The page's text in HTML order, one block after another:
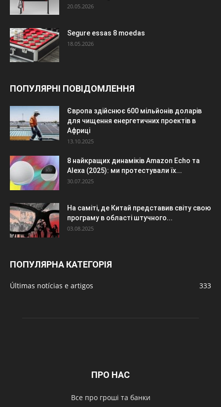
20.05.2026
Segure essas 8 moedas
18.05.2026
ПОПУЛЯРНІ ПОВІДОМЛЕННЯ
Європа здійснює 600 мільйонів доларів
для чищення енергетичних проектів в
Африці
13.10.2025
8 найкращих динаміків Amazon Echo та
Alexa (2025): ми протестували їх...
30.07.2025
На саміті, де Китай представив світу свою
програму в області штучного...
03.08.2025
ПОПУЛЯРНА КАТЕГОРІЯ
Últimas notícias e artigos 333
ПРО НАС
Все про гроші та банки